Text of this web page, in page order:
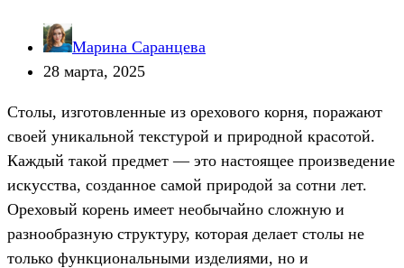
Марина Саранцева
28 марта, 2025
Столы, изготовленные из орехового корня, поражают
своей уникальной текстурой и природной красотой.
Каждый такой предмет — это настоящее произведение
искусства, созданное самой природой за сотни лет.
Ореховый корень имеет необычайно сложную и
разнообразную структуру, которая делает столы не
только функциональными изделиями, но и